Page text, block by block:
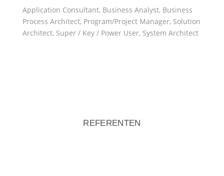
Application Consultant, Business Analyst, Business
Process Architect, Program/Project Manager, Solution
Architect, Super / Key / Power User, System Architect
REFERENTEN